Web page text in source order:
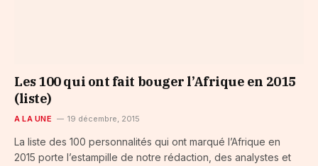
Les 100 qui ont fait bouger l’Afrique en 2015
(liste)
A LA UNE 19 décembre, 2015
La liste des 100 personnalités qui ont marqué l’Afrique en
2015 porte l’estampille de notre rédaction, des analystes et